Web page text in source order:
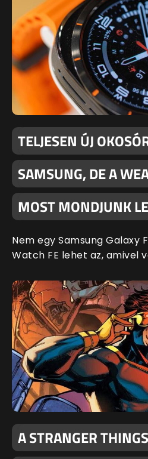
TELJESEN ÚJ
SAMSUNG, DE A
MOST MONDJUNK LE
Nem egy Samsung Galaxy
Watch FE lehet az, amivel
A STRANGER